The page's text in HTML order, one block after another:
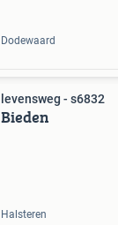
Dodewaard
levensweg - s6832
Bieden
Halsteren